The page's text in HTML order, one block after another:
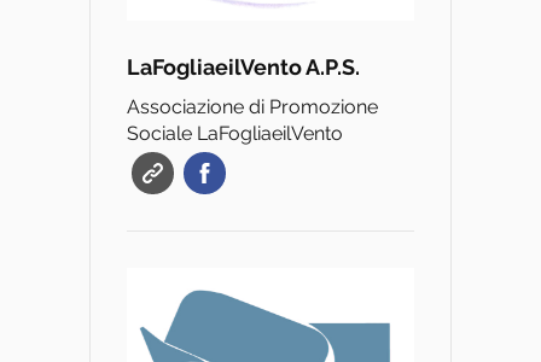
LaFogliaeilVento A.P.S.
Associazione di Promozione
Sociale LaFogliaeilVento